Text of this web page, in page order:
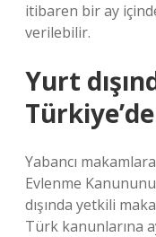
itibaren bir ay
verilebilir.
Yurt
Yabancı
Evlenme
dışında yetkili
Türk kanunlarına